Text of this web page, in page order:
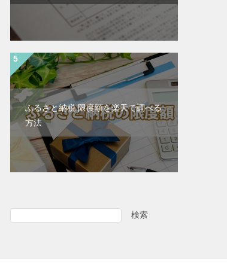
ふるさと納税 限度額を楽天で調べる
方法
検索